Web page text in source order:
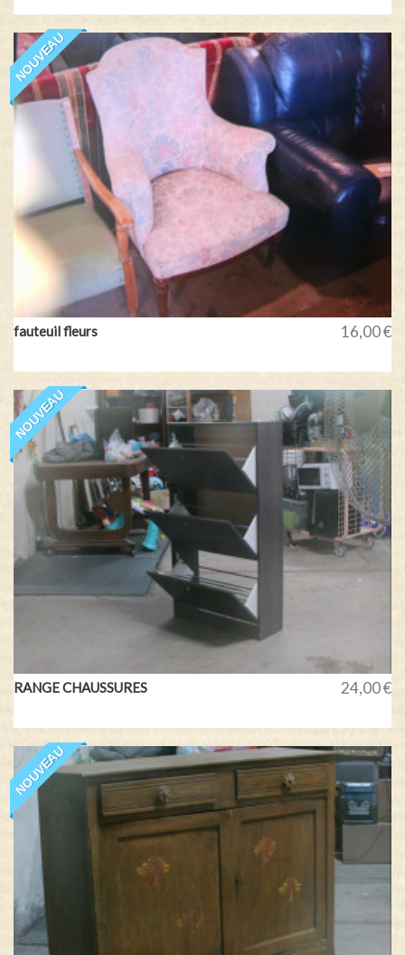
NOUVEAU
fauteuil fleurs 16,00 €
NOUVEAU
RANGE CHAUSSURES 24,00 €
NOUVEAU